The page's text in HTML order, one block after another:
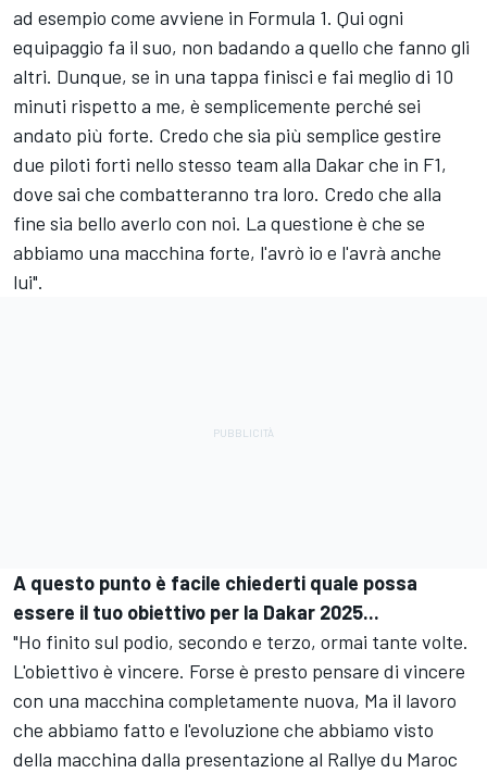
ad esempio come avviene in Formula 1. Qui ogni
equipaggio fa il suo, non badando a quello che fanno gli
altri. Dunque, se in una tappa finisci e fai meglio di 10
minuti rispetto a me, è semplicemente perché sei
andato più forte. Credo che sia più semplice gestire
due piloti forti nello stesso team alla Dakar che in F1,
dove sai che combatteranno tra loro. Credo che alla
fine sia bello averlo con noi. La questione è che se
abbiamo una macchina forte, l'avrò io e l'avrà anche
lui".
A questo punto è facile chiederti quale possa
essere il tuo obiettivo per la Dakar 2025...
"Ho finito sul podio, secondo e terzo, ormai tante volte.
L'obiettivo è vincere. Forse è presto pensare di vincere
con una macchina completamente nuova, Ma il lavoro
che abbiamo fatto e l'evoluzione che abbiamo visto
della macchina dalla presentazione al Rallye du Maroc